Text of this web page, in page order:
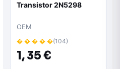
Transistor 2N5298
OEM
� � � � �(104)
1,35 €